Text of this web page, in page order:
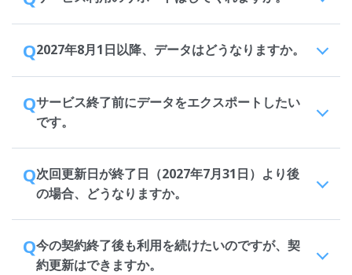
Q2027年8月1日以降、データはどうなりますか。
Qサービス終了前にデータをエクスポートしたい
です。
Q次回更新日が終了日（2027年7月31日）より後
の場合、どうなりますか。
Q今の契約終了後も利用を続けたいのですが、契
約更新はできますか。